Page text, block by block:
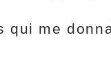
qui me